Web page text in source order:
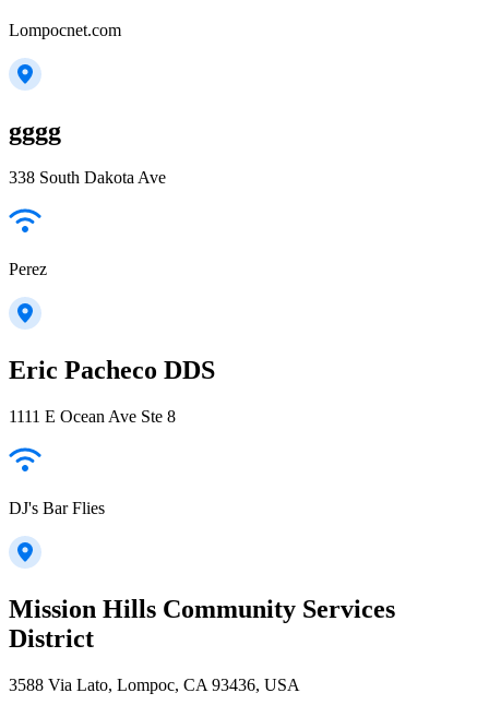
Lompocnet.com
gggg
338 South Dakota Ave
Perez
Eric Pacheco DDS
1111 E Ocean Ave Ste 8
DJ's Bar Flies
Mission Hills Community Services
District
3588 Via Lato, Lompoc, CA 93436, USA